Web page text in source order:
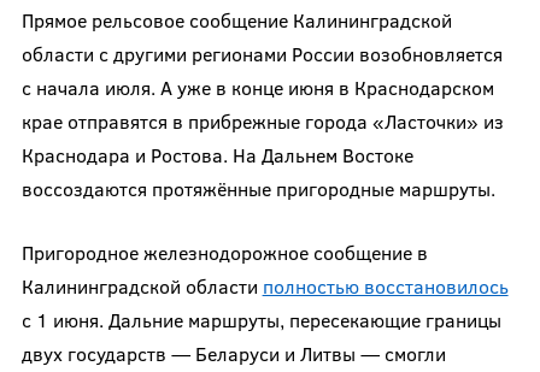
Прямое рельсовое сообщение Калининградской
области с другими регионами России возобновляется
с начала июля. А уже в конце июня в Краснодарском
крае отправятся в прибрежные города «Ласточки» из
Краснодара и Ростова. На Дальнем Востоке
воссоздаются протяжённые пригородные маршруты.
Пригородное железнодорожное сообщение в
Калининградской области полностью восстановилось
с 1 июня. Дальние маршруты, пересекающие границы
двух государств — Беларуси и Литвы — смогли